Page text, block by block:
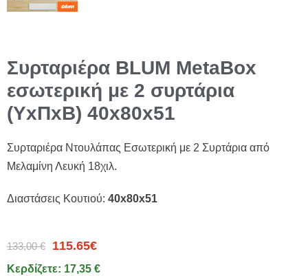
Συρταριέρα BLUM MetaBox
εσωτερική με 2 συρτάρια
(ΥxΠxΒ) 40x80x51
Συρταριέρα Ντουλάπας Εσωτερική με 2 Συρτάρια από
Μελαμίνη Λευκή 18χιλ.
Διαστάσεις Κουτιού: 40x80x51
133,00 € 115.65€
Κερδίζετε: 17,35 €